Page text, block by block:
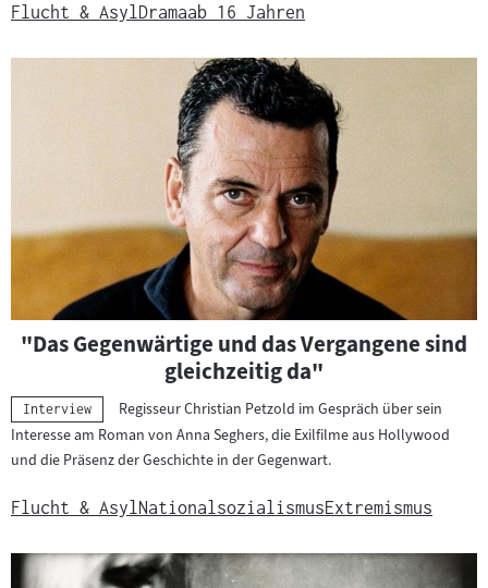
Flucht & Asyl Dramaab 16 Jahren
"Das Gegenwärtige und das Vergangene sind
gleichzeitig da"
Kategorie:
Interview
Regisseur Christian Petzold im Gespräch über sein
Interesse am Roman von Anna Seghers, die Exilfilme aus Hollywood
und die Präsenz der Geschichte in der Gegenwart.
Flucht & Asyl NationalsozialismusExtremismus